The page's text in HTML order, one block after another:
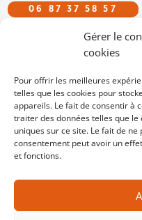
Gérer le
cookies
Pour offrir les meilleures
telles que les cookies pour
appareils. Le fait de consentir à
traiter des données telles que
uniques sur ce site. Le fait de
consentement peut avoir un
et fonctions.
06 87 37 58 57
SUIVEZ-NOUS
/cfdtefs
cfdt-efs
MENTIONS LÉGALES
POLITIQUE DE COOKIES